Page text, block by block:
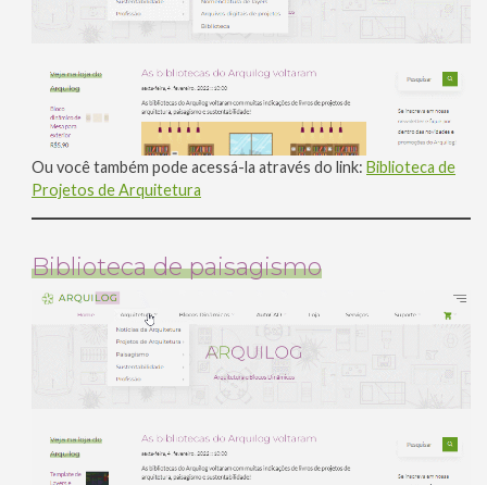
Ou você também pode acessá-la através do link:Biblioteca de
Projetos de Arquitetura
Biblioteca de paisagismo